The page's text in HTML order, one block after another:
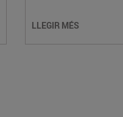
LLEGIR MÉS